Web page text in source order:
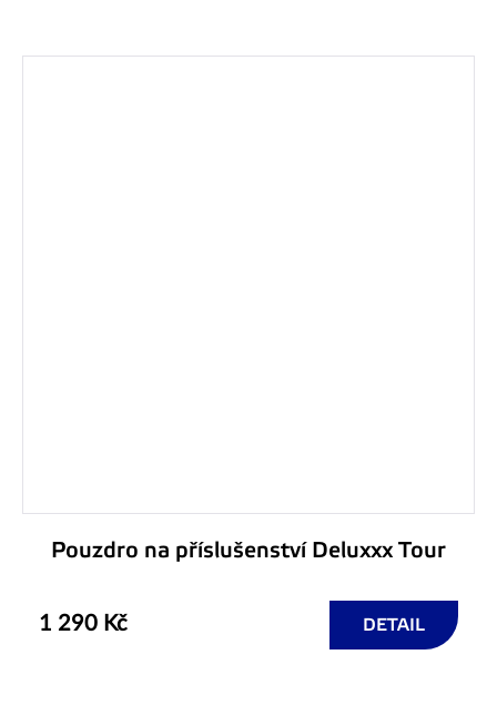
Pouzdro na příslušenství Deluxxx Tour
1 290 Kč DETAIL